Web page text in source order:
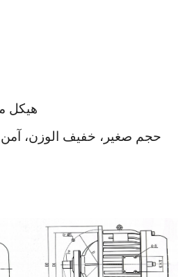
هيكل
حجم صغير، خفيف الوزن،